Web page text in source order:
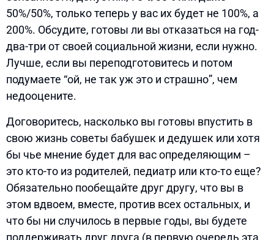
50%/50%, только теперь у вас их будет не 100%, а
200%. Обсудите, готовы ли вы отказаться на год-
два-три от своей социальной жизни, если нужно.
Лучше, если вы переподготовитесь и потом
подумаете “ой, не так уж это и страшно”, чем
недооцените.
Договоритесь, насколько вы готовы впустить в
свою жизнь советы бабушек и дедушек или хотя
бы чье мнение будет для вас определяющим –
это кто-то из родителей, педиатр или кто-то еще?
Обязательно пообещайте друг другу, что вы в
этом вдвоем, вместе, против всех остальных, и
что бы ни случилось в первые годы, вы будете
поддерживать друг друга (в первую очередь эта